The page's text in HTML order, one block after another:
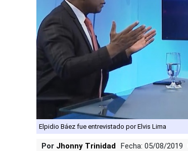
Elpidio Báez fue entrevistado por Elvis Lima
Por Jhonny Trinidad Fecha: 05/08/2019